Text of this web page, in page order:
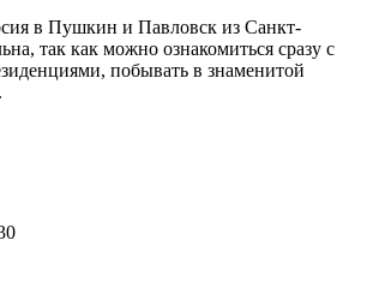
в Пушкин и Павловск из Санкт-
так как можно ознакомиться сразу с
побывать в знаменитой